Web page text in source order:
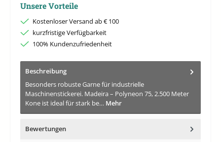
Unsere Vorteile
Kostenloser Versand ab € 100
kurzfristige Verfügbarkeit
100% Kundenzufriedenheit
Beschreibung
Besonders robuste Garne für industrielle
Maschinenstickerei. Madeira – Polyneon 75, 2.500 Meter
Kone ist ideal für stark be… Mehr
Bewertungen